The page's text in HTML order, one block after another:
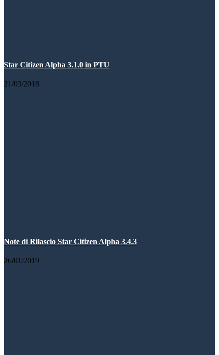
Star Citizen Alpha 3.1.0 in PTU
21/03/2018
Note di Rilascio Star Citizen Alpha 3.4.3
26/01/2019